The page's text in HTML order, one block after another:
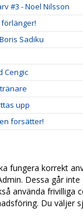
#3 - Noel Nilsson
Sadiku
Cengic
upp
forsätter!
2023 och ett
Formkurva ger kaffe
fungera korrekt
Dessa går inte
använda frivilliga
Du väljer